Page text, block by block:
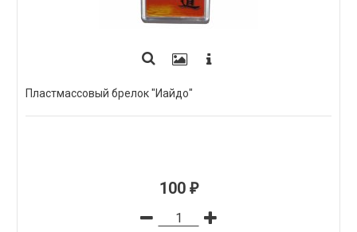
Пластмассовый брелок "Иайдо"
100 ₽